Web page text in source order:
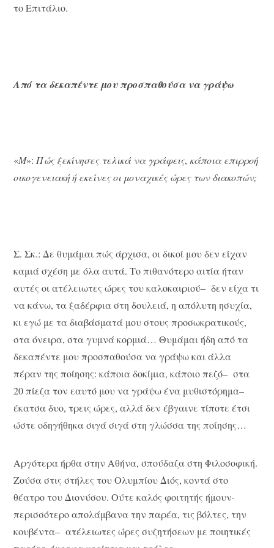
το Επιτάλιο.
Από τα δεκαπέντε μου προσπαθούσα να γράψω
«Μ»:Πώς ξεκίνησες τελικά να γράφεις,κάποια επιρροή
οικογενειακή ή εκείνες οι μοναχικές ώρες των διακοπών;
Σ. Σκ.: Δε θυμάμαι πώς άρχισα, οι δικοί μου δεν είχαν
καμιά σχέση με όλα αυτά. Το πιθανότερο αιτία ήταν
αυτές οι ατέλειωτες ώρες του καλοκαιριού– δεν είχα τι
να κάνω, τα ξαδέρφια στη δουλειά, η απόλυτη ησυχία,
κι εγώ με τα διαβάσματά μου στους προσωκρατικούς,
στα όνειρα, στα γυμνά κορμιά… Θυμάμαι ήδη από τα
δεκαπέντε μου προσπαθούσα να γράψω και άλλα
πέραν της ποίησης: κάποια δοκίμια, κάποιο πεζό– στα
20 πίεζα τον εαυτό μου να γράψω ένα μυθιστόρημα–
έκατσα δυο, τρεις ώρες, αλλά δεν έβγαινε τίποτε έτσι
ώστε οδηγήθηκα σιγά σιγά στη γλώσσα της ποίησης…
Αργότερα ήρθα στην Αθήνα, σπούδαζα στη Φιλοσοφική.
Ζούσα στις στήλες του Ολυμπίου Διός, κοντά στο
θέατρο του Διονύσου. Ούτε καλός φοιτητής ήμουν·
περισσότερο απολάμβανα την παρέα, τις βόλτες, την
κουβέντα– ατέλειωτες ώρες συζητήσεων με ποιητικές